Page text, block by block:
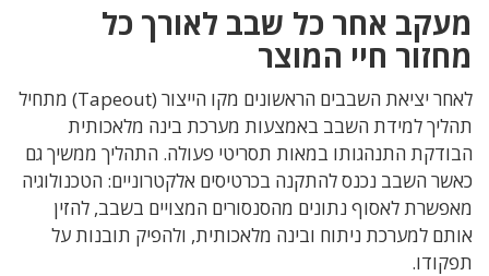
מעקב אחר כל שבב לאורך כל
מחזור חיי המוצר
לאחר יציאת השבבים הראשונים מקו הייצור (Tapeout) מתחיל
תהליך למידת השבב באמצעות מערכת בינה מלאכותית
הבודקת התנהגותו במאות תסריטי פעולה. התהליך ממשיך גם
כאשר השבב נכנס להתקנה בכרטיסים אלקטרוניים: הטכנולוגיה
מאפשרת לאסוף נתונים מהסנסורים המצויים בשבב, להזין
אותם למערכת ניתוח ובינה מלאכותית, ולהפיק תובנות על
תפקודו.